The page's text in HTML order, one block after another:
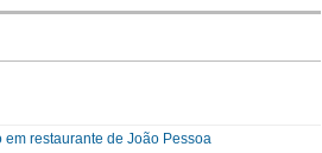
restaurante de João Pessoa